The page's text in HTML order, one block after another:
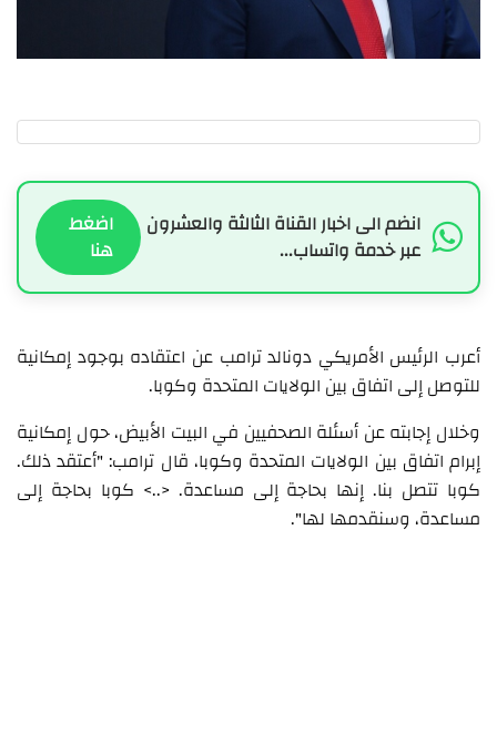
انضم الى اخبار القناة الثالثة والعشرون
عبر خدمة واتساب...
اضغط
هنا
أعرب الرئيس الأمريكي دونالد ترامب عن اعتقاده بوجود إمكانية
للتوصل إلى اتفاق بين الولايات المتحدة وكوبا.
وخلال إجابته عن أسئلة الصحفيين في البيت الأبيض، حول إمكانية
إبرام اتفاق بين الولايات المتحدة وكوبا، قال ترامب: "أعتقد ذلك.
كوبا تتصل بنا. إنها بحاجة إلى مساعدة. <..> كوبا بحاجة إلى
مساعدة، وسنقدمها لها".